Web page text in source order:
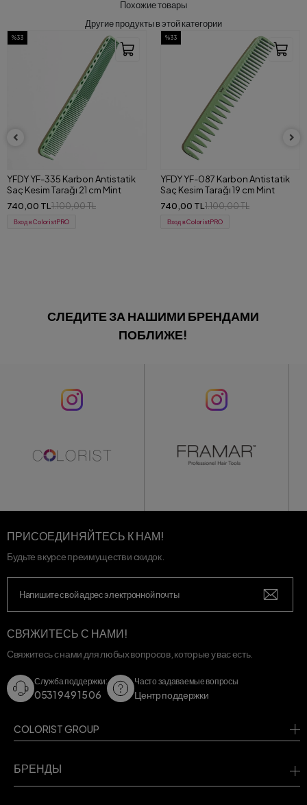
Похожие товары
Другие продукты в этой категории
%33
YFDY YF-335 Karbon Antistatik
Saç Kesim Tarağı 21 cm Mint
740,00 TL 1.100,00 TL
Вход в ColoristPRO
%33
YFDY YF-087 Karbon Antistatik
Saç Kesim Tarağı 19 cm Mint
740,00 TL 1.100,00 TL
Вход в ColoristPRO
СЛЕДИТЕ ЗА НАШИМИ БРЕНДАМИ
ПОБЛИЖЕ!
ПРИСОЕДИНЯЙТЕСЬ К НАМ!
Будьте в курсе преимуществ и скидок.
СВЯЖИТЕСЬ С НАМИ!
Свяжитесь с нами для любых вопросов, которые у вас есть.
Служба поддержки:
0531 949 15 06
Часто задаваемые вопросы
Центр поддержки
COLORIST GROUP
БРЕНДЫ